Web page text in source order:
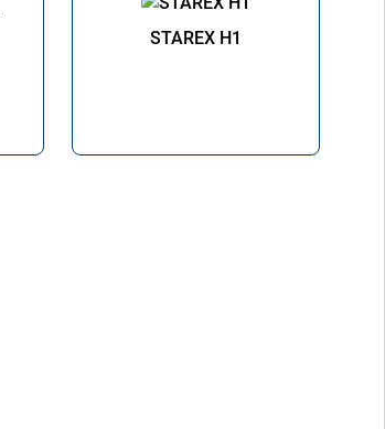
STAREX H1